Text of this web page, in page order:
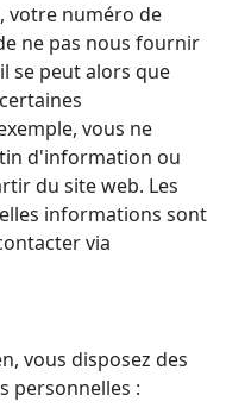
votre numéro de
ne pas nous fournir
se peut alors que
vous ne
d'information ou
du site web. Les
informations sont
via
vous disposez des
personnelles :